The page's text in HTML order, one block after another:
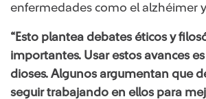
enfermedades como el alzhéimer
“Esto plantea debates éticos y
importantes. Usar estos avances
dioses. Algunos argumentan que
seguir trabajando en ellos para